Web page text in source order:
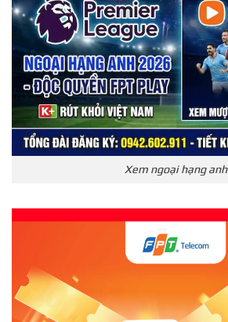
Xem ngoại hạng anh